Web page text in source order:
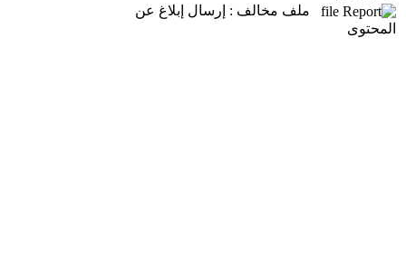
ملف مخالف : إرسال إبلاغ عن
المحتوى